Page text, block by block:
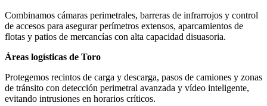
Combinamos cámaras perimetrales, barreras de infrarrojos y control
de accesos para asegurar perímetros extensos, aparcamientos de
flotas y patios de mercancías con alta capacidad disuasoria.
Áreas logísticas de Toro
Protegemos recintos de carga y descarga, pasos de camiones y zonas
de tránsito con detección perimetral avanzada y vídeo inteligente,
evitando intrusiones en horarios críticos.